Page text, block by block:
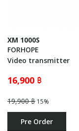
XM 1000S
FORHOPE
Video transmitter
16,900 ฿
19,900 ฿ 15%
Pre Order